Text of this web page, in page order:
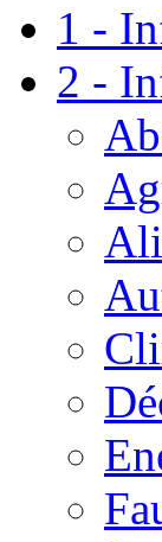
1 -
2 -